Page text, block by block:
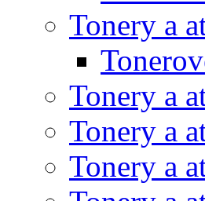
Tonery a
Tonery a
Tonery a
Tonery a